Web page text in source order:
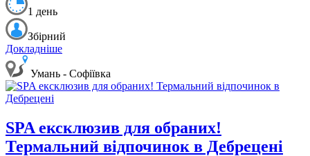
1 день
Збірний
Докладніше
Умань - Софіївка
SPA ексклюзив для обраних!
Термальний відпочинок в Дебрецені